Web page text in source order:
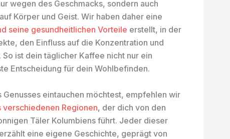
wegen des Geschmacks, sondern auch
Körper und Geist. Wir haben daher eine
seine gesundheitlichen Vorteile erstellt, in der
den Einfluss auf die Konzentration und
ist dein täglicher Kaffee nicht nur ein
Entscheidung für dein Wohlbefinden.
eintauchen möchtest, empfehlen wir
Regionen, der dich von den
Täler Kolumbiens führt. Jeder dieser
eine eigene Geschichte, geprägt von